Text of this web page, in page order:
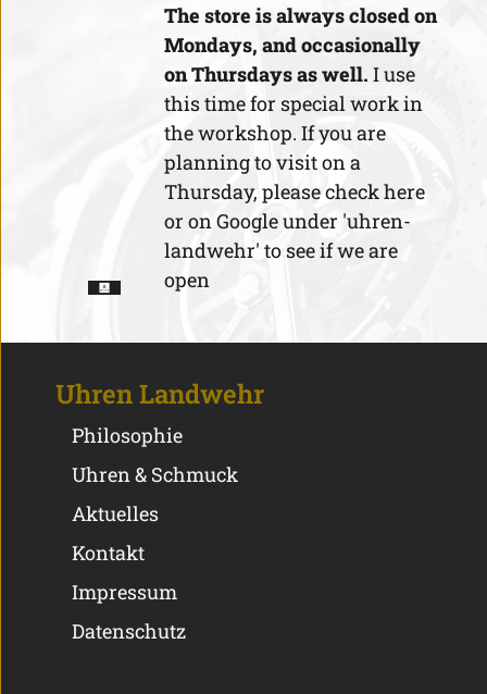
The store is always closed on
Mondays, and occasionally
on Thursdays as well. I use
this time for special work in
the workshop. If you are
planning to visit on a
Thursday, please check here
or on Google under 'uhren-
landwehr' to see if we are
open
Uhren Landwehr
Philosophie
Uhren & Schmuck
Aktuelles
Kontakt
Impressum
Datenschutz